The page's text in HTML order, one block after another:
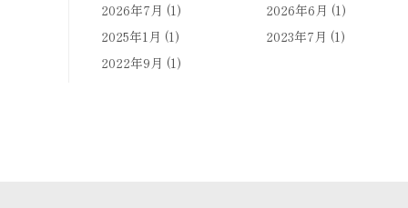
2026年7月 (1) 2026年6月 (1)
2025年1月 (1) 2023年7月 (1)
2022年9月 (1)